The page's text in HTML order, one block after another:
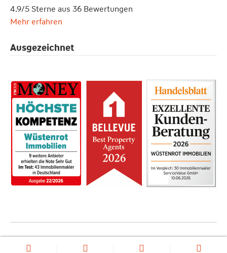
4.9/5 Sterne aus 36 Bewertungen
Mehr erfahren
Ausgezeichnet